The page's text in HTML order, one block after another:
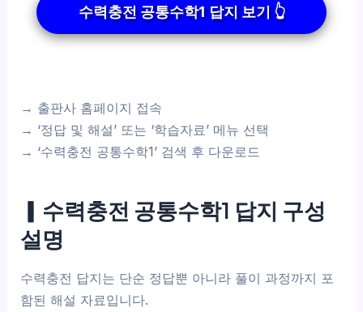
수력충전 공통수학1 답지 보기 👆
→ 출판사 홈페이지 접속
→ ‘정답 및 해설’ 또는 ‘학습자료’ 메뉴 선택
→ ‘수력충전 공통수학1’ 검색 후 다운로드
▎수력충전 공통수학1 답지 구성
설명
수력충전 답지는 단순 정답뿐 아니라 풀이 과정까지 포
함된 해설 자료입니다.